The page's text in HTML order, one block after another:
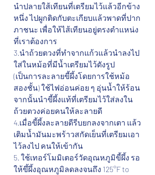
นำปลายใส้เทียนที่เตรียมไว้แล้วอีกข้าง
หนึ่ง ไปผูกติดกับตะเกียบแล้วพาดที่ปาก
ภาชนะ เพื่อให้ไส้เทียนอยู่ตรงตำแหน่ง
ที่เราต้องการ
3.นำถ้วยตวงที่ทำจากแก้วแล้วนำลงไป
ใส่ในหม้อที่มีน้ำเตรียมไว้ดังรูป
(เป็นการละลายขี้ผึ้งโดยการใช้หม้อ
สองชั้น) ใช้ไฟอ่อนค่อย ๆ อุ่นน้ำให้ร้อน
จากนั้นนำขี้ผึ้งแท้ที่เตรียมไว้ใส่ลงใน
ถ้วยตวงค่อยคนให้ละลายดี
4.เมื่อขี้ผึ้งละลายดีรีบยกลงจากเตา แล้ว
เติมน้ำมันมะพร้าวสกัดเย็นที่เตรียมเอา
ไว้ลงไป คนให้เข้ากัน
5. ใช้เทอร์โมมิเตอร์วัดอุณหภูมิขี้ผึ้ง รอ
ให้ขึ้ผึ้งอุณหภูมิลดลงจนถึง 125°F to